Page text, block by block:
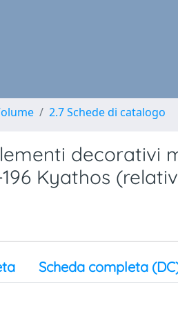
2.7 Schede di catalogo
decorativi
Kyathos
Scheda completa